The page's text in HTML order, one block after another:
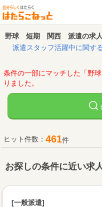
野球 短期 関西 派遣の求
派遣スタッフ活躍中に関す
条件の一部にマッチした「
りました。
ヒット件数： 461件
お探しの条件に近い求
[一般派遣]